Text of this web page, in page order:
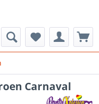
Carnaval